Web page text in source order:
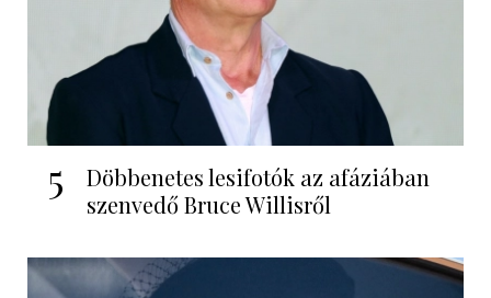
5
Döbbenetes lesifotók az afáziában
szenvedő Bruce Willisről